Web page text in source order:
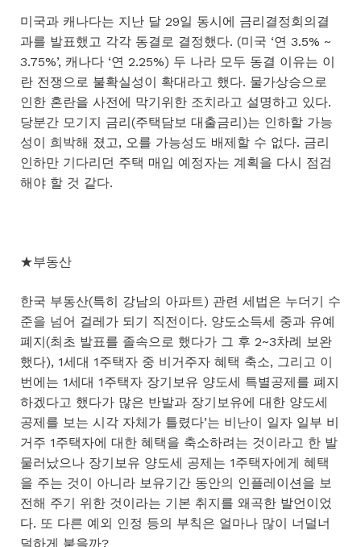
미국과 캐나다는 지난 달 29일 동시에 금리결정회의결
과를 발표했고 각각 동결로 결정했다. (미국 ‘연 3.5% ~
3.75%’, 캐나다 ‘연 2.25%) 두 나라 모두 동결 이유는 이
란 전쟁으로 불확실성이 확대라고 했다. 물가상승으로
인한 혼란을 사전에 막기위한 조치라고 설명하고 있다.
당분간 모기지 금리(주택담보 대출금리)는 인하할 가능
성이 희박해 졌고, 오를 가능성도 배제할 수 없다. 금리
인하만 기다리던 주택 매입 예정자는 계획을 다시 점검
해야 할 것 같다.
★부동산
한국 부동산(특히 강남의 아파트) 관련 세법은 누더기 수
준을 넘어 걸레가 되기 직전이다. 양도소득세 중과 유예
폐지(최초 발표를 졸속으로 했다가 그 후 2~3차례 보완
했다), 1세대 1주택자 중 비거주자 혜택 축소, 그리고 이
번에는 1세대 1주택자 장기보유 양도세 특별공제를 폐지
하겠다고 했다가 많은 반발과 장기보유에 대한 양도세
공제를 보는 시각 자체가 틀렸다’는 비난이 일자 일부 비
거주 1주택자에 대한 혜택을 축소하려는 것이라고 한 발
물러났으나 장기보유 양도세 공제는 1주택자에게 혜택
을 주는 것이 아니라 보유기간 동안의 인플레이션을 보
전해 주기 위한 것이라는 기본 취지를 왜곡한 발언이었
다. 또 다른 예외 인정 등의 부칙은 얼마나 많이 너덜너
덜하게 붙을까?